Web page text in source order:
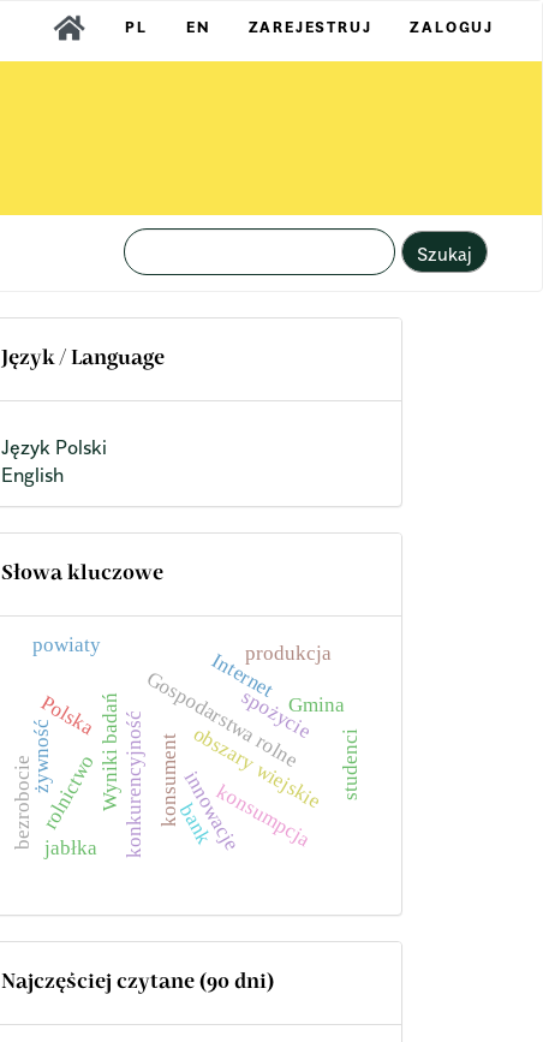
PL EN ZAREJESTRUJ ZALOGUJ
Szukaj
Język / Language
Język Polski
English
Słowa kluczowe
konsument
Gospodarstwa rolne
Wyniki badańkonkurencyjność innowacje
obszary wiejskie
spożycie
rolnictwo
Polska
konsumpcja
Gmina
Internet
żywność
jabłka
produkcja
bezrobocie bank
studenci
powiaty
Najczęściej czytane (90 dni)